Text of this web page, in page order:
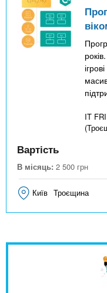
IT
Вартість
В місяць: 2 500 грн
Київ Троєщина